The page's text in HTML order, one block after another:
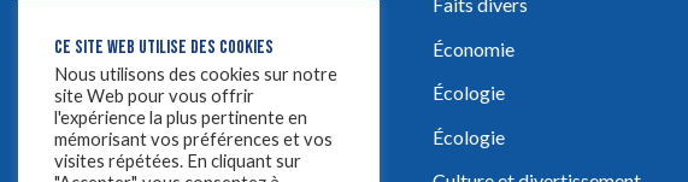
Faits divers
Économie
Écologie
Écologie
CE SITE WEB UTILISE DES COOKIES
Nous utilisons des cookies sur notre
site Web pour vous offrir
l'expérience la plus pertinente en
mémorisant vos préférences et vos
visites répétées. En cliquant sur